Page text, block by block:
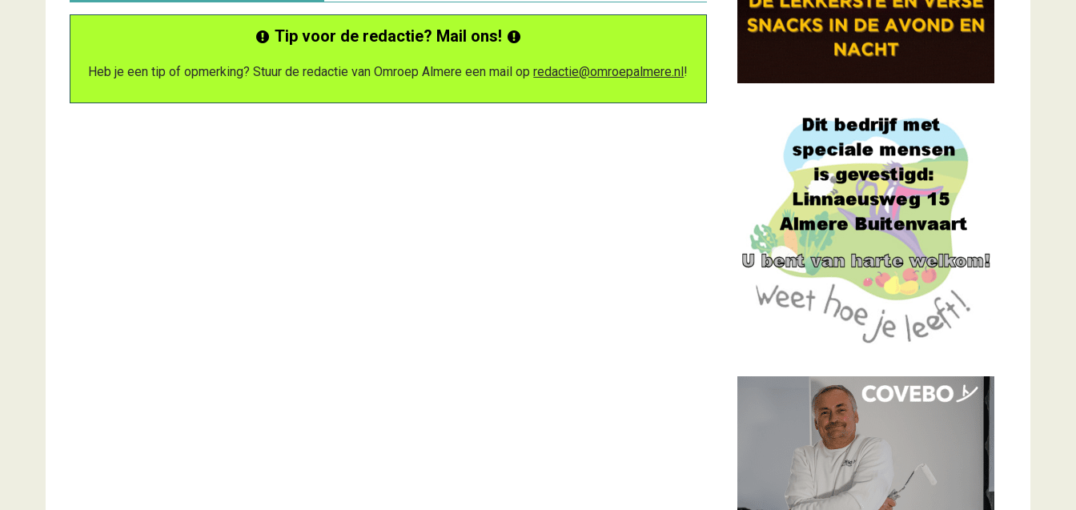
Tip voor de redactie? Mail ons!
Heb je een tip of opmerking? Stuur de redactie van Omroep Almere een mail opredactie@omroepalmere.nl!